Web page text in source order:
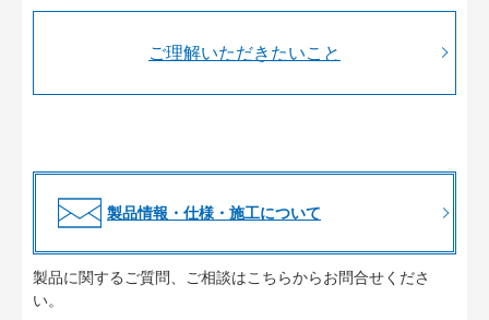
ご理解いただきたいこと
製品情報・仕様・施工について
製品に関するご質問、ご相談はこちらからお問合せくださ
い。